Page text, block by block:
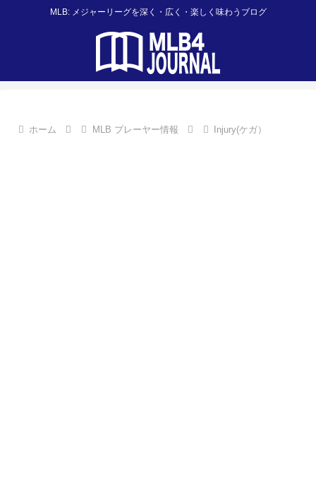
MLB: メジャーリーグを深く・広く・楽しく味わうブログ
ホーム MLB プレーヤー情報 Injury(ケガ）